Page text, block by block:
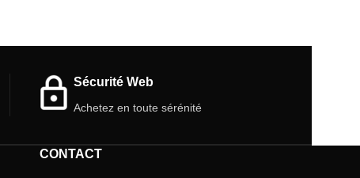
Sécurité Web
Achetez en toute sérénité
CONTACT